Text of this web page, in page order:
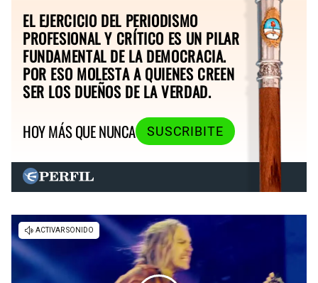
EL EJERCICIO DEL PERIODISMO
PROFESIONAL Y CRÍTICO ES UN PILAR
FUNDAMENTAL DE LA DEMOCRACIA.
POR ESO MOLESTA A QUIENES CREEN
SER LOS DUEÑOS DE LA VERDAD.
HOY MÁS QUE NUNCA
SUSCRIBITE